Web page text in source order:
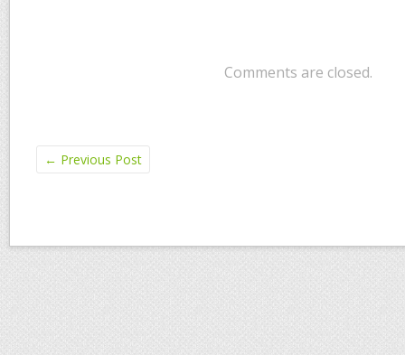
Comments are closed.
← Previous Post